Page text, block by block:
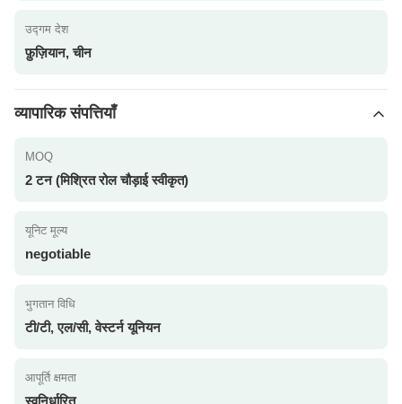
उद्गम देश
फ़ुज़ियान, चीन
व्यापारिक संपत्तियाँ
MOQ
2 टन (मिश्रित रोल चौड़ाई स्वीकृत)
यूनिट मूल्य
negotiable
भुगतान विधि
टी/टी, एल/सी, वेस्टर्न यूनियन
आपूर्ति क्षमता
स्वनिर्धारित